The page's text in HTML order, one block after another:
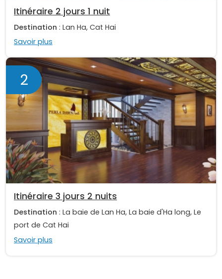
Itinéraire 2 jours 1 nuit
Destination : Lan Ha, Cat Hai
Savoir plus
2
Itinéraire 3 jours 2 nuits
Destination : La baie de Lan Ha, La baie d'Ha long, Le
port de Cat Hai
Savoir plus